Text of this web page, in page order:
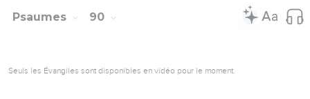
Psaumes 90
Seuls les Évangiles sont disponibles en vidéo pour le moment.